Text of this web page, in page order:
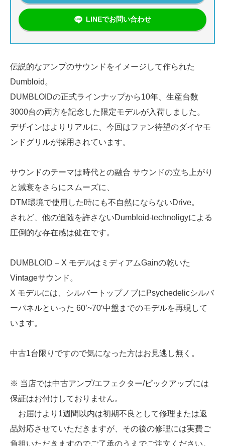
LINEでお問い合わせ
伝説的なアンプのサウンドをイメージして作られた
Dumbloid。
DUMBLOIDの正式ラインナップから10年、生産台数
3000台の両方を記念した限定モデルが入荷しました。
デザインはよりリアルに、今回はファン待望のダイヤモ
ンドグリルが採用されています。
サウンドのテーマは時代との融合 サウンドの立ち上がり
と減衰をさらにスムーズに、
DTM環境で使用した時にも不自然にならないDrive。
されど、他の追随を許さないDumbloid-technoligyによる
圧倒的な存在感は健在です。
DUMBLOID – X モデルはミディアムGainの乾いた
Vintageサウンド。
X モデルには、シルバートップノブにPsychedelicシルバ
ーパネルといった 60’~70’中盤までのモデルを再現して
います。
中古1台限りですので気になった方はお見逃し無く。
※ 当店では中古アンプ/エフェクター/ピックアップには
保証はお付けしておりません。
お届けより1週間以内は初期不良として修理または返
品対応させていただきますが、その後の修理には実費ご
負担いただきますのでご了承のうえでご注文ください。